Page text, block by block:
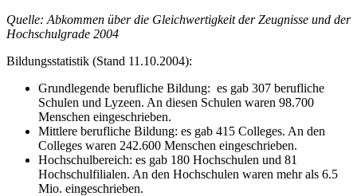
Quelle: Abkommen über die Gleichwertigkeit der Zeugnisse und der
Hochschulgrade 2004
Bildungsstatistik (Stand 11.10.2004):
Grundlegende berufliche Bildung: es gab 307 berufliche
Schulen und Lyzeen. An diesen Schulen waren 98.700
Menschen eingeschrieben.
Mittlere berufliche Bildung: es gab 415 Colleges. An den
Colleges waren 242.600 Menschen eingeschrieben.
Hochschulbereich: es gab 180 Hochschulen und 81
Hochschulfilialen. An den Hochschulen waren mehr als 6.5
Mio. eingeschrieben.